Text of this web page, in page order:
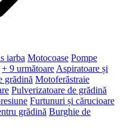
iarba Motocoase Pompe
+ 9 următoare Aspiratoare și
grădină Motoferăstraie
Pulverizatoare de grădină
Furtunuri și cărucioare
grădină Burghie de